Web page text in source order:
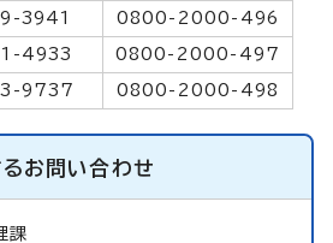
3941 0800-2000-496
4933 0800-2000-497
9737 0800-2000-498
お問い合わせ
課